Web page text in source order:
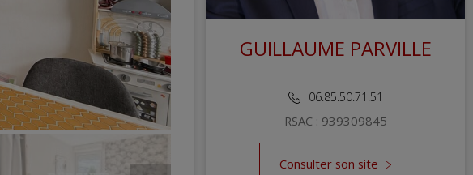
GUILLAUME PARVILLE
06.85.50.71.51
RSAC : 939309845
Consulter son site